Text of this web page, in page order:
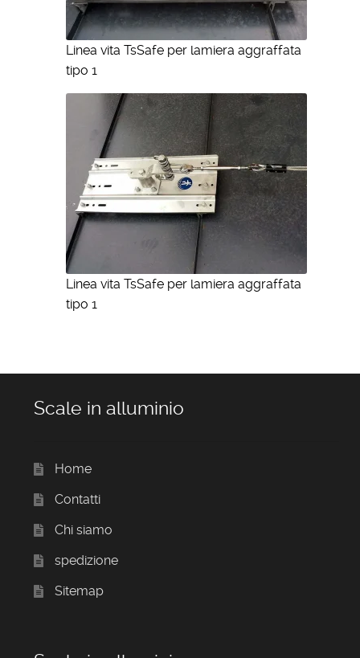
Linea vita TsSafe per lamiera aggraffata
tipo 1
Linea vita TsSafe per lamiera aggraffata
tipo 1
Scale in alluminio
Home
Contatti
Chi siamo
spedizione
Sitemap